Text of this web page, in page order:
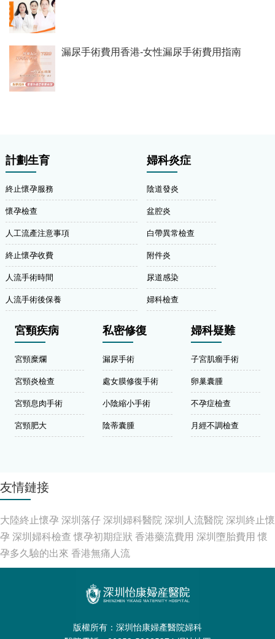
漏尿手術費用香港-女性漏尿手術費用指南
計劃生育
終止懷孕服務
懷孕檢查
人工流產注意事項
終止懷孕收費
人流手術時間
人流手術後保養
婦科炎症
陰道發炎
盆腔炎
白帶異常檢查
附件炎
尿道感染
婦科檢查
宮頸疾病
宮頸糜爛
宮頸炎檢查
宮頸息肉手術
宮頸肥大
私密修復
漏尿手術
處女膜修復手術
小陰縮小手術
陰蒂囊腫
婦科疑難
子宮肌瘤手術
卵巢囊腫
不孕症檢查
月經不調檢查
友情鏈接
大陸終止懷孕 深圳落仔深圳婦科醫院深圳人流醫院深圳終止懷
孕 深圳婦科檢查 懷孕初期症狀 香港藥流費用 深圳墮胎費用 懷
孕多久驗的出來 香港無痛人流
版權所有：深圳怡康婦產醫院婦科